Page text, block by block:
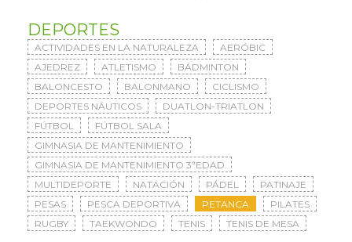
DEPORTES
ACTIVIDADES EN LA NATURALEZA
AERÓBIC
AJEDREZ
ATLETISMO
BÁDMINTON
BALONCESTO
BALONMANO
CICLISMO
DEPORTES NÁUTICOS
DUATLON-TRIATLON
FÚTBOL
FÚTBOL SALA
GIMNASIA DE MANTENIMIENTO
GIMNASIA DE MANTENIMIENTO 3ªEDAD
MULTIDEPORTE
NATACIÓN PÁDEL
PATINAJE
PESAS
PESCA DEPORTIVA PETANCA
PILATES
RUGBY
TAEKWONDO TENIS TENIS DE MESA